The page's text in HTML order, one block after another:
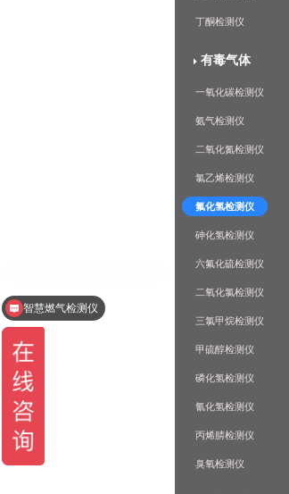
丁酮检测仪
有毒气体
一氧化碳检测仪
氨气检测仪
二氧化氮检测仪
氯乙烯检测仪
氟化氢检测仪
砷化氢检测仪
六氟化硫检测仪
二氧化氯检测仪
三氯甲烷检测仪
甲硫醇检测仪
磷化氢检测仪
氰化氢检测仪
丙烯腈检测仪
臭氧检测仪
智慧燃气检测仪